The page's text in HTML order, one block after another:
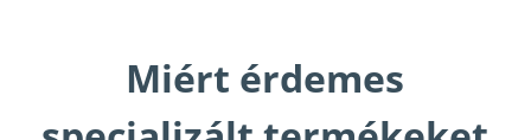
Miért érdemes